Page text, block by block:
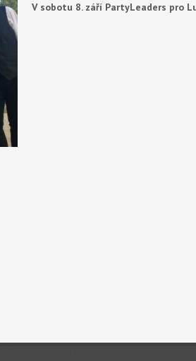
V sobotu 8. září PartyLeaders pro